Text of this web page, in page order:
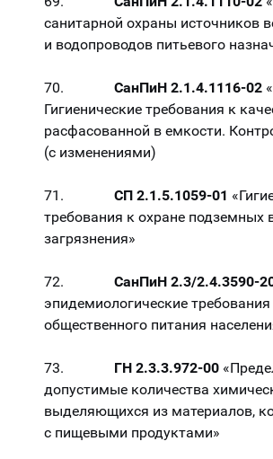
санитарной охраны источников
и водопроводов питьевого
70. СанПиН 2.1.4.1116-02
Гигиенические требования к
расфасованной в емкости.
(с изменениями)
71. СП 2.1.5.1059-01
требования к охране подземных
загрязнения»
72. СанПиН 2.3/2.4.3590-
эпидемиологические
общественного питания
73. ГН 2.3.3.972-00
допустимые количества
выделяющихся из материалов,
с пищевыми продуктами»